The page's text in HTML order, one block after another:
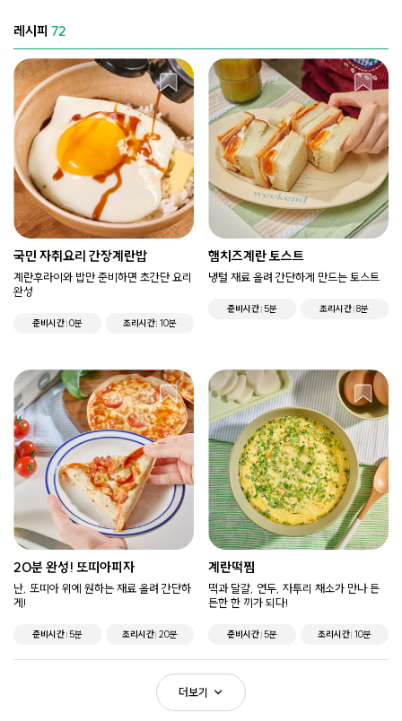
레시피 72
국민 자취요리 간장계란밥
계란후라이와 밥만 준비하면 초간단 요리
완성
준비시간 0분 조리시간 10분
햄치즈계란 토스트
냉털 재료 올려 간단하게 만드는 토스트
준비시간 5분 조리시간 8분
20분 완성! 또띠아피자
난, 또띠아 위에 원하는 재료 올려 간단하
게!
준비시간 5분 조리시간 20분
계란떡찜
떡과 달걀, 연두, 자투리 채소가 만나 든
든한 한 끼가 되다!
준비시간 5분 조리시간 10분
더보기